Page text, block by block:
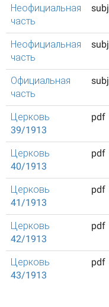
Неофициальная
часть
subj
Неофициальная
часть
subj
Официальная
часть
subj
Церковь
39/1913
pdf
Церковь
40/1913
pdf
Церковь
41/1913
pdf
Церковь
42/1913
pdf
Церковь
43/1913
pdf